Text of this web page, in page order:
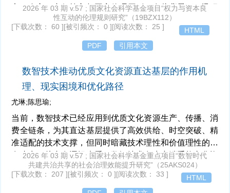
义、自主、责任等主权国家伦理原则。在此背景下，迅猛
发展的数字技术重塑了疆域、人口等传统主权要素，催生
数字主权，但数字主权的行使可能引发公民权利受损、政
治黑箱、数字奴役等内部治理问题，还可能加剧技术封建
求。为应对挑战，主权国家需转变理论研究范式，形成共
时性和开放性并存的时空伦理观，并以此指导制度建构、
伦理嵌入和全球参与等治理实践。如此，主权国家方能在
全球化与数字化的双重冲击下，守护住伦理根基并推动文
明进步。
2026 年 03 期 v.57 ; 国家社会科学基金项目“权力与资本良
性互动的伦理规则研究”（19BZX112）
[下载次数： 60 ][被引频次： 0 ][阅读次数： 25 ]
HTML
PDF
引用本文
数智技术推动优质文化资源直达基层的作用机
理、现实困境和优化路径
尤琳;陈思瑜;
当前，数智技术已经应用到优质文化资源生产、传播、消
费全链条，为其直达基层提供了高效供给、时空突破、精
准适配的技术支撑，但同时暗藏技术理性和价值理性的内
在张力。从内在逻辑来看，数智技术在生产端重构文化资
源生产逻辑，在传播端重塑文化资源传播体系，在消费端
革新文化资源消费体验。由于技术具有双重性，在推动优
2026 年 03 期 v.57 ; 国家社会科学基金重点项目“数智时代
共建共治共享的社会治理效能提升研究”（25AKS024）
[下载次数： 207 ][被引频次： 0 ][阅读次数： 33 ]
HTML